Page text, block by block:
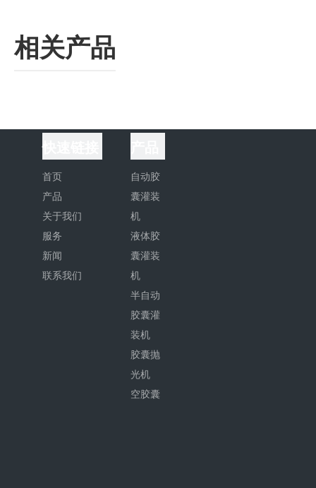
相关产品
首页
产品
关于我们
服务
新闻
联系我们
自动胶
囊灌装
机
液体胶
囊灌装
机
半自动
胶囊灌
装机
胶囊抛
光机
空胶囊